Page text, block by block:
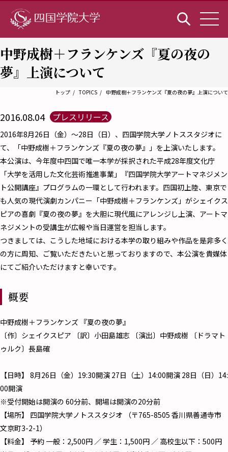
中野成樹＋フランケンズ『夏の夜の
夢』上演について
トップ TOPICS 中野成樹＋フランケンズ『夏の夜の夢』上演について
2016.08.04 プレスリリース
2016年8月26日（金）～28日（日）、四国学院大学ノトススタジオに
て、「中野成樹＋フランケンズ『夏の夜の夢』」を上演いたします。
本公演は、今年度中四国で唯一本学が採択された平成28年度文化庁
「大学を活用した文化芸術推進事業」『四国学院大学アートマネジメン
ト公開講座』プログラムの一環として行われます。四国初上陸、東京で
も人気の現代演劇カンパニー「中野成樹＋フランケンズ」がシェイクス
ピアの喜劇『夏の夜の夢』を大胆に現代風にアレンジし上演、アートマ
ネジメントの受講生が広報や当日運営を担当します。
つきましては、こうした地域における本学の取り組みや作品を是非多く
の方に周知、ご覧いただきたいと思っておりますので、本公演を貴媒体
にてご紹介いただけますと幸いです。
概要
中野成樹＋フランケンズ 『夏の夜の夢』
〔作〕シェイクスピア 〔訳〕小田島雄志 〔演出〕中野成樹 〔ドラマト
ゥルク〕長島確
【日時】 8月26日（金）19:30開演 27日（土）14:00開演 28日（日）14:
00開演
※受付開始は開演の 60分前、開場は開演の20分前
【場所】 四国学院大学ノトススタジオ （〒765-8505 香川県善通寺市
文京町3-2-1）
【料金】 予約 一般：2,500円 ／ 学生：1,500円 ／ 高校生以下：500円